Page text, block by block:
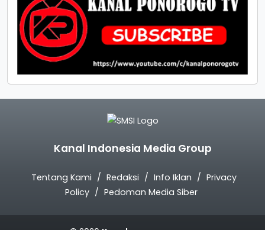
Kanal Indonesia Media Group
Tentang Kami Redaksi Info Iklan
Privacy
Policy
Pedoman Media Siber